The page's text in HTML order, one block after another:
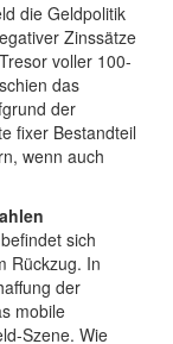
die Geldpolitik
Zinssätze
voller 100-
das
der
fixer Bestandteil
wenn auch
sich
Rückzug. In
der
mobile
Szene. Wie